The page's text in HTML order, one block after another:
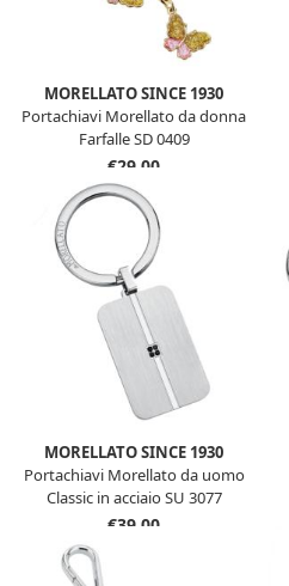
MORELLATO SINCE 1930
Portachiavi Morellato da donna
Farfalle SD 0409
€29,00
MORELLATO SINCE 1930
Portachiavi Morellato da uomo
Classic in acciaio SU 3077
€39,00